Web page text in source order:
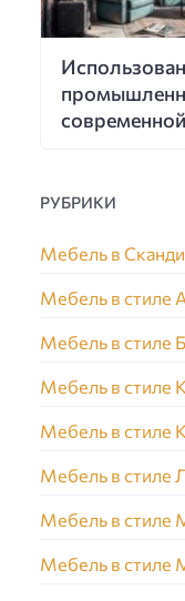
РУБРИКИ
Мебель в
Мебель в стиле
Мебель в стиле
Мебель в стиле
Мебель в стиле
Мебель в стиле
Мебель в стиле
Мебель в стиле